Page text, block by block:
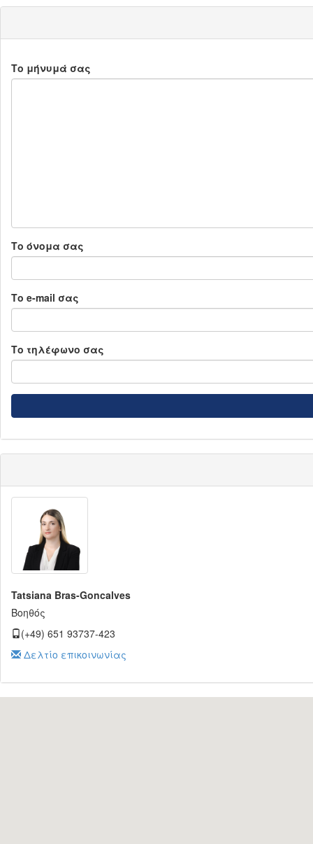
Το μήνυμά σας
Το όνομα σας
Το e-mail σας
Το τηλέφωνο σας
Tatsiana Bras-Goncalves
Βοηθός
(+49) 651 93737-423
Δελτίο επικοινωνίας